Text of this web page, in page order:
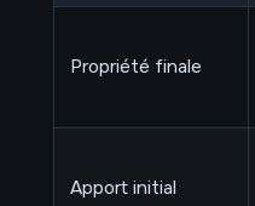
Propriété finale
Apport initial